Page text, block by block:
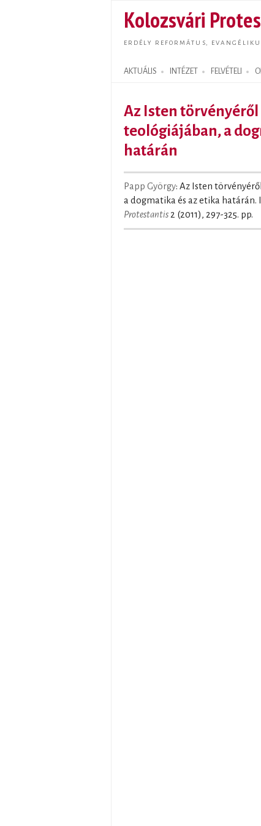
Kolozsvári
ERDÉLY REFORMÁTUS,
AKTUÁLIS INTÉZET FELVÉTELI
Search form
Az Isten
teológiájában, a
határán
Papp György: Az Isten
a dogmatika és az etika határán.
Protestantis 2 (2011), 297-325. pp.